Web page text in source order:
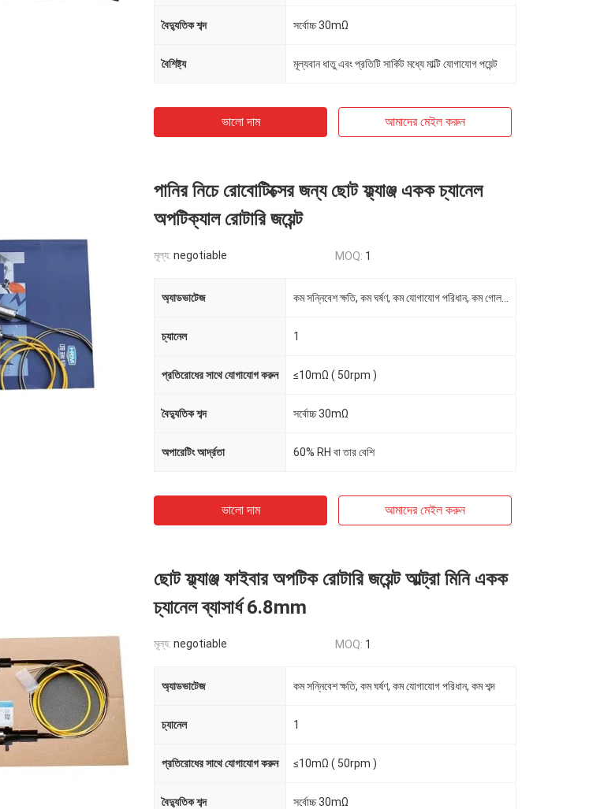
বৈদ্যুতিক শব্দ সর্বোচ্চ 30mΩ
বৈশিষ্ট্য মূল্যবান ধাতু এবং প্রতিটি সার্কিট মধ্যে মাল্টি যোগাযোগ পয়েন্ট
ভালো দাম আমাদের মেইল ​​করুন
পানির নিচে রোবোটিক্সের জন্য ছোট ফ্ল্যাঞ্জ একক চ্যানেল
অপটিক্যাল রোটারি জয়েন্ট
মূল্য: negotiable MOQ: 1
অ্যাডভাটেজ
চ্যানেল 1
প্রতিরোধের সাথে যোগাযোগ করুন ≤10mΩ ( 50rpm )
বৈদ্যুতিক শব্দ সর্বোচ্চ 30mΩ
অপারেটিং আর্দ্রতা 60% RH বা তার বেশি
ভালো দাম আমাদের মেইল ​​করুন
ছোট ফ্ল্যাঞ্জ ফাইবার অপটিক রোটারি জয়েন্ট আল্ট্রা মিনি একক
চ্যানেল ব্যাসার্ধ 6.8mm
মূল্য: negotiable MOQ: 1
অ্যাডভাটেজ কম সন্নিবেশ ক্ষতি, কম ঘর্ষণ, কম যোগাযোগ পরিধান, কম শব্দ
চ্যানেল 1
প্রতিরোধের সাথে যোগাযোগ করুন ≤10mΩ ( 50rpm )
বৈদ্যুতিক শব্দ সর্বোচ্চ 30mΩ